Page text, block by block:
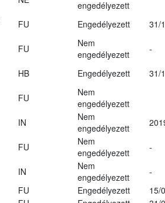
engedélyezett
FU Engedélyezett 31/
FU
Nem
engedélyezett
-
HB Engedélyezett 31/
FU
Nem
engedélyezett
IN
Nem
engedélyezett
FU
Nem
engedélyezett
-
IN
Nem
engedélyezett
-
FU Engedélyezett
15/